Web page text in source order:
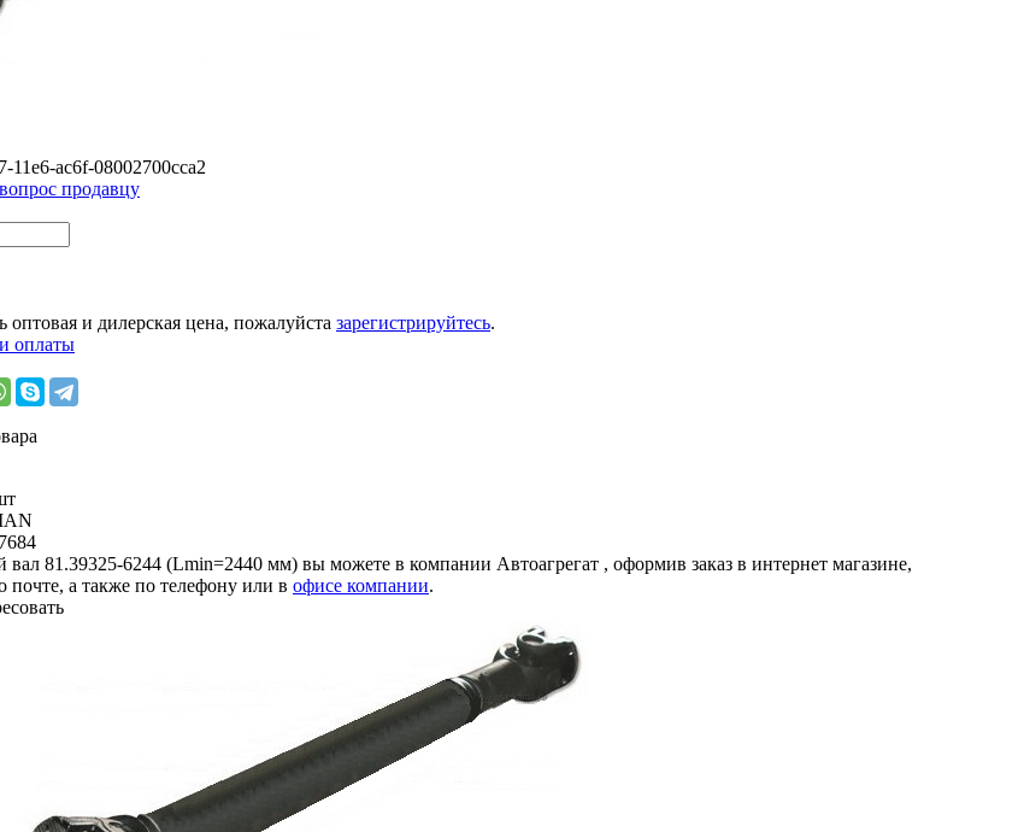
11e6-ac6f-08002700cca2
продавцу
оптовая и дилерская цена, пожалуйста зарегистрируйтесь.
оплаты
вал 81.39325-6244 (Lmin=2440 мм) вы можете в компании Автоагрегат , оформив заказ в интернет магазине,
почте, а также по телефону или в офисе компании.